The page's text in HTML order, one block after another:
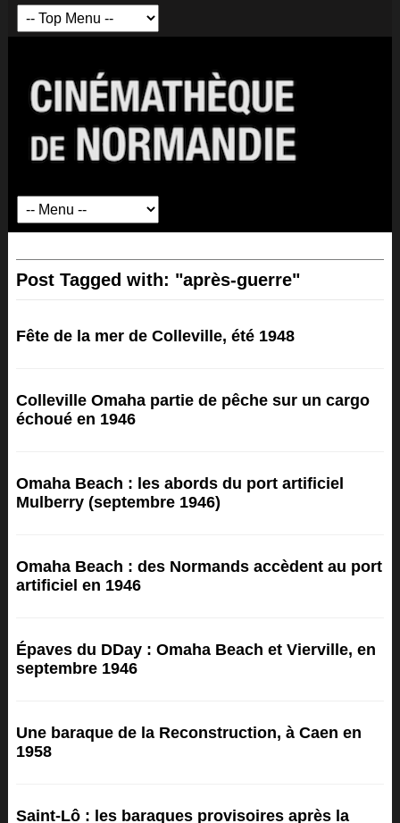
Post Tagged with: "après-guerre"
Fête de la mer de Colleville, été 1948
Colleville Omaha partie de pêche sur un cargo
échoué en 1946
Omaha Beach : les abords du port artificiel
Mulberry (septembre 1946)
Omaha Beach : des Normands accèdent au port
artificiel en 1946
Épaves du DDay : Omaha Beach et Vierville, en
septembre 1946
Une baraque de la Reconstruction, à Caen en
1958
Saint-Lô : les baraques provisoires après la